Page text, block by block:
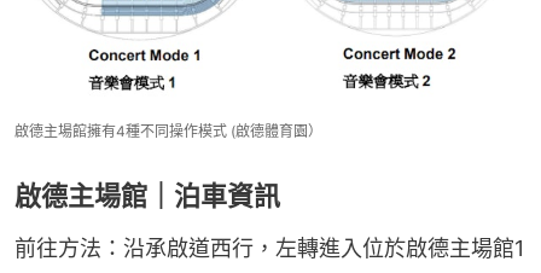
啟德主場館擁有4種不同操作模式 (啟德體育園）
啟德主場館｜泊車資訊
前往方法：沿承啟道西行，左轉進入位於啟德主場館1